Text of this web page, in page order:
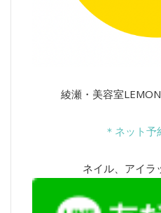
綾瀬・美容室
＊ネット予
ネイル、アイラ